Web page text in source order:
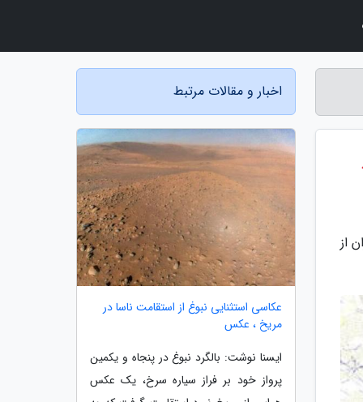
از
اخبار و مقالات مرتبط
عکاسی استثنایی نبوغ از استقامت ناسا در
مریخ ، عکس
ایسنا نوشت: بالگرد نبوغ در پنجاه و یکمین
پرواز خود بر فراز سیاره سرخ، یک عکس